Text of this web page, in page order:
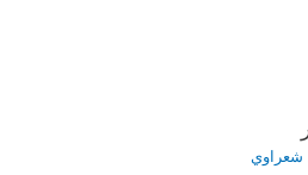
شعراوي